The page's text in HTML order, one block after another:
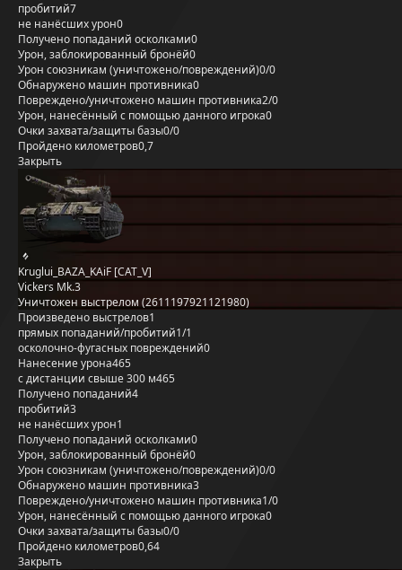
пробитий7
не нанёсших урон0
Получено попаданий осколками0
Урон, заблокированный бронёй0
Урон союзникам (уничтожено/повреждений)0/0
Обнаружено машин противника0
Повреждено/уничтожено машин противника2/0
Урон, нанесённый с помощью данного игрока0
Очки захвата/защиты базы0/0
Пройдено километров0,7
Закрыть
Kruglui_BAZA_KAiF [CAT_V]
Vickers Mk.3
Уничтожен выстрелом (2611197921121980)
Произведено выстрелов1
прямых попаданий/пробитий1/1
осколочно-фугасных повреждений0
Нанесение урона465
с дистанции свыше 300 м465
Получено попаданий4
пробитий3
не нанёсших урон1
Получено попаданий осколками0
Урон, заблокированный бронёй0
Урон союзникам (уничтожено/повреждений)0/0
Обнаружено машин противника3
Повреждено/уничтожено машин противника1/0
Урон, нанесённый с помощью данного игрока0
Очки захвата/защиты базы0/0
Пройдено километров0,64
Закрыть